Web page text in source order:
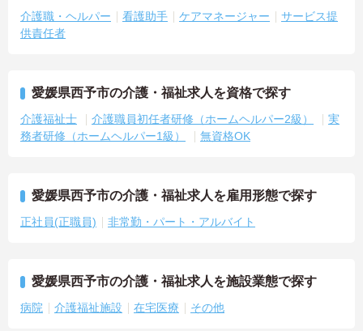
介護職・ヘルパー 看護助手 ケアマネージャー
サービス提
供責任者
愛媛県西予市の介護・福祉求人を資格で探す
介護福祉士 介護職員初任者研修（ホームヘルパー2級）
実
務者研修（ホームヘルパー1級）
無資格OK
愛媛県西予市の介護・福祉求人を雇用形態で探す
正社員(正職員) 非常勤・パート・アルバイト
愛媛県西予市の介護・福祉求人を施設業態で探す
病院 介護福祉施設 在宅医療 その他